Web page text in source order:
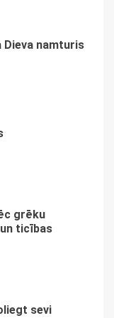
namturis
grēku
ticības
sevi